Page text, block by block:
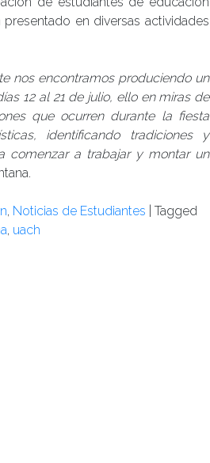
en diversas actividades
nos encontramos produciendo un
12 al 21 de julio, ello en miras de
que ocurren durante la fiesta
identificando tradiciones y
comenzar a trabajar y montar un
, Noticias de Estudiantes
Tagged
, uach